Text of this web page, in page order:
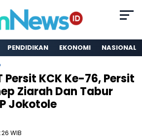
PENDIDIKAN EKONOMI NASIONAL
Persit KCK Ke-76, Persit
Ziarah Dan Tabur
Jokotole
WIB